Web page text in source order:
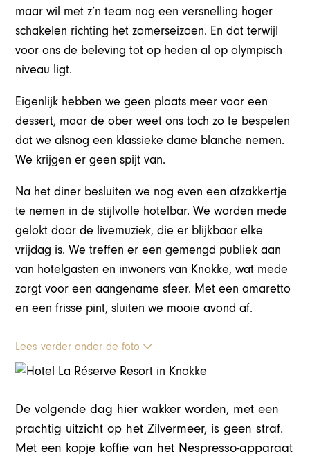
maar wil met z’n team nog een versnelling hoger
schakelen richting het zomerseizoen. En dat terwijl
voor ons de beleving tot op heden al op olympisch
niveau ligt.
Eigenlijk hebben we geen plaats meer voor een
dessert, maar de ober weet ons toch zo te bespelen
dat we alsnog een klassieke dame blanche nemen.
We krijgen er geen spijt van.
Na het diner besluiten we nog even een afzakkertje
te nemen in de stijlvolle hotelbar. We worden mede
gelokt door de livemuziek, die er blijkbaar elke
vrijdag is. We treffen er een gemengd publiek aan
van hotelgasten en inwoners van Knokke, wat mede
zorgt voor een aangename sfeer. Met een amaretto
en een frisse pint, sluiten we mooie avond af.
Lees verder onder de foto
De volgende dag hier wakker worden, met een
prachtig uitzicht op het Zilvermeer, is geen straf.
Met een kopje koffie van het Nespresso-apparaat